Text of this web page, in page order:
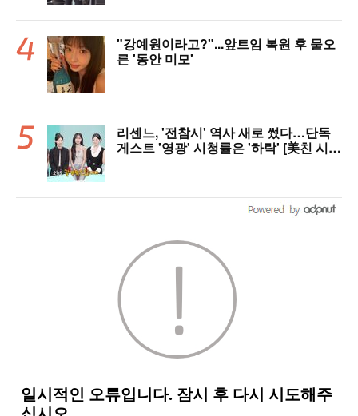
"강예원이라고?"...앞트임 복원 후 물오
른 '동안 미모'
리센느, '전참시' 역사 새로 썼다…단독
게스트 '영광' 시청률은 '하락' [美친 시청